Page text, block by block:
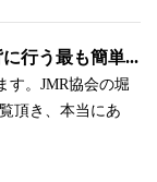
に行う最も簡単...
す。JMR協会の堀
頂き、本当にあ